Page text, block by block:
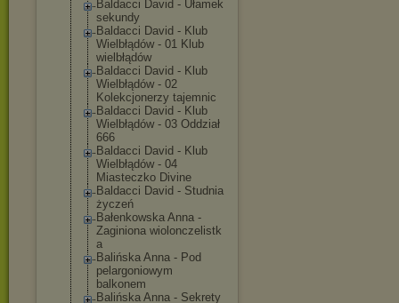
Baldacci David - Ułamek
sekundy
Baldacci David - Klub
Wielbłądów - 01 Klub
wielbłądów
Baldacci David - Klub
Wielbłądów - 02
Kolekcjonerzy tajemnic
Baldacci David - Klub
Wielbłądów - 03 Oddział
666
Baldacci David - Klub
Wielbłądów - 04
Miasteczko Divine
Baldacci David - Studnia
życzeń
Bałenkowska Anna -
Zaginiona wiolonczelistk
a
Balińska Anna - Pod
pelargoniowym
balkonem
Balińska Anna - Sekrety